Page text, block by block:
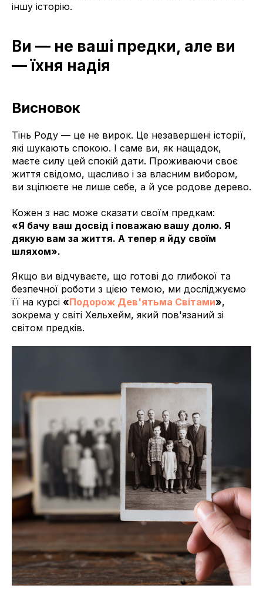
іншу історію.
Ви — не ваші предки, але ви
— їхня надія
Висновок
Тінь Роду — це не вирок. Це незавершені історії,
які шукають спокою. І саме ви, як нащадок,
маєте силу цей спокій дати. Проживаючи своє
життя свідомо, щасливо і за власним вибором,
ви зцілюєте не лише себе, а й усе родове дерево.
Кожен з нас може сказати своїм предкам:
«Я бачу ваш досвід і поважаю вашу долю. Я
дякую вам за життя. А тепер я йду своїм
шляхом».
Якщо ви відчуваєте, що готові до глибокої та
безпечної роботи з цією темою, ми досліджуємо
її на курсі «Подорож Дев'ятьма Світами»,
зокрема у світі Хельхейм, який пов'язаний зі
світом предків.